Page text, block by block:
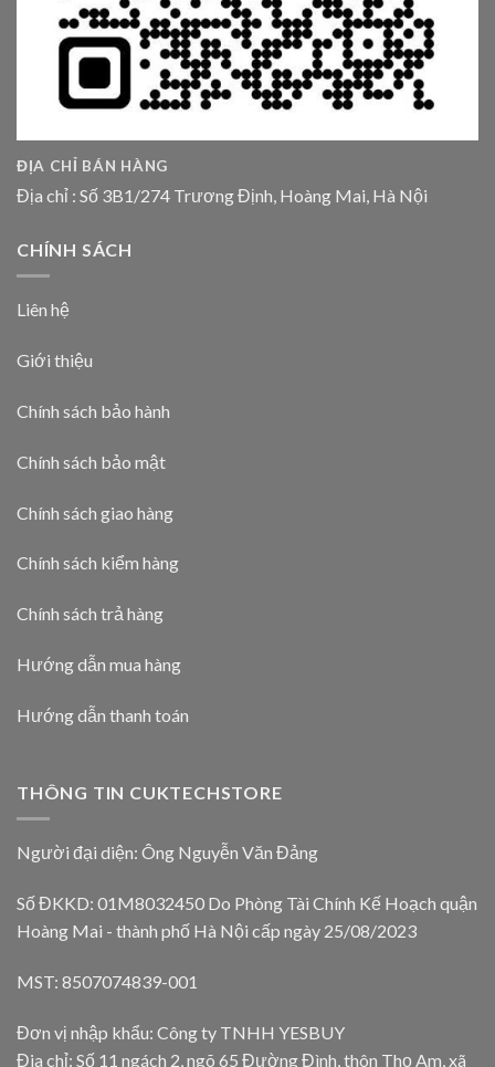
ĐỊA CHỈ BÁN HÀNG
Địa chỉ : Số 3B1/274 Trương Định, Hoàng Mai, Hà Nội
CHÍNH SÁCH
Liên hệ
Giới thiệu
Chính sách bảo hành
Chính sách bảo mật
Chính sách giao hàng
Chính sách kiểm hàng
Chính sách trả hàng
Hướng dẫn mua hàng
Hướng dẫn thanh toán
THÔNG TIN CUKTECHSTORE
Người đại diện: Ông Nguyễn Văn Đảng
Số ĐKKD: 01M8032450 Do Phòng Tài Chính Kế Hoạch quận
Hoàng Mai - thành phố Hà Nội cấp ngày 25/08/2023
MST: 8507074839-001
Đơn vị nhập khẩu: Công ty TNHH YESBUY
Đia chỉ: Số 11 ngách 2, ngõ 65 Đường Đình, thôn Thọ Am, xã